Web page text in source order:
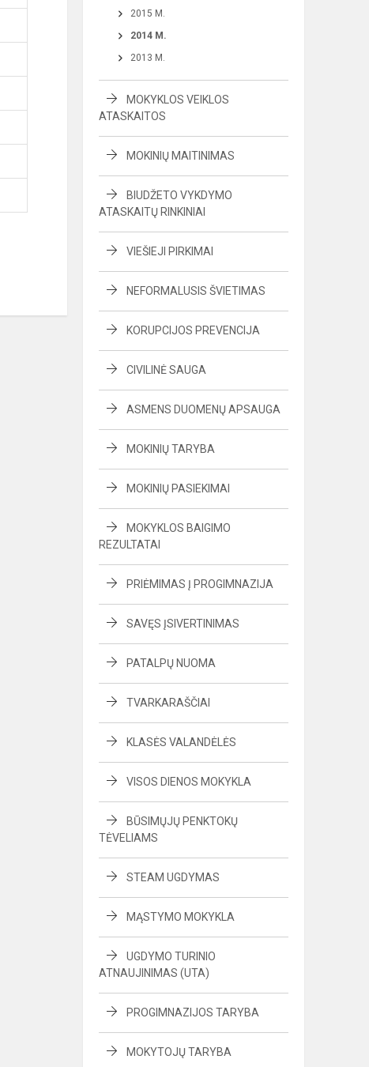
2015 M.
2014 M.
2013 M.
MOKYKLOS VEIKLOS
ATASKAITOS
MOKINIŲ MAITINIMAS
BIUDŽETO VYKDYMO
ATASKAITŲ RINKINIAI
VIEŠIEJI PIRKIMAI
NEFORMALUSIS ŠVIETIMAS
KORUPCIJOS PREVENCIJA
CIVILINĖ SAUGA
ASMENS DUOMENŲ APSAUGA
MOKINIŲ TARYBA
MOKINIŲ PASIEKIMAI
MOKYKLOS BAIGIMO
REZULTATAI
PRIĖMIMAS Į PROGIMNAZIJA
SAVĘS ĮSIVERTINIMAS
PATALPŲ NUOMA
TVARKARAŠČIAI
KLASĖS VALANDĖLĖS
VISOS DIENOS MOKYKLA
BŪSIMŲJŲ PENKTOKŲ
TĖVELIAMS
STEAM UGDYMAS
MĄSTYMO MOKYKLA
UGDYMO TURINIO
ATNAUJINIMAS (UTA)
PROGIMNAZIJOS TARYBA
MOKYTOJŲ TARYBA